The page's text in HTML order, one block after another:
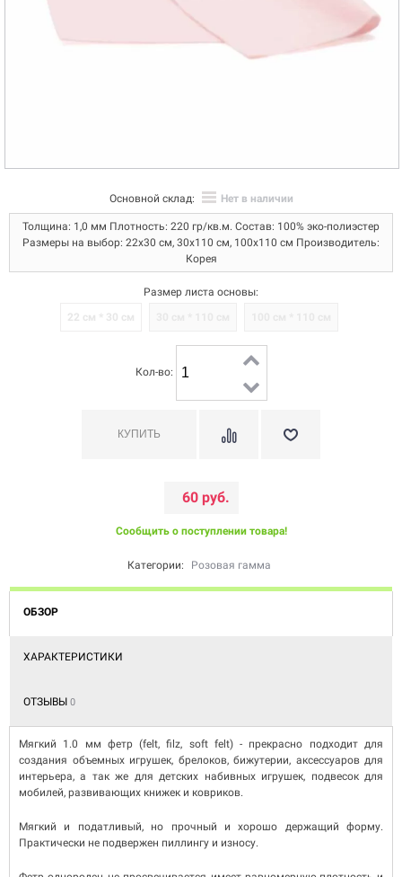
Основной склад: Нет в наличии
Толщина: 1,0 мм Плотность: 220 гр/кв.м. Состав: 100% эко-полиэстер
Размеры на выбор: 22х30 см, 30х110 см, 100х110 см Производитель:
Корея
Размер листа основы:
22 см * 30 см
Кол-во:
60 руб.
Сообщить о поступлении товара!
Категории: Розовая гамма
ОБЗОР
ХАРАКТЕРИСТИКИ
ОТЗЫВЫ 0
Мягкий 1.0 мм фетр (felt, filz, soft felt) - прекрасно подходит для
создания объемных игрушек, брелоков, бижутерии, аксессуаров для
интерьера, а так же для детских набивных игрушек, подвесок для
мобилей, развивающих книжек и ковриков.
Мягкий и податливый, но прочный и хорошо держащий форму.
Практически не подвержен пиллингу и износу.